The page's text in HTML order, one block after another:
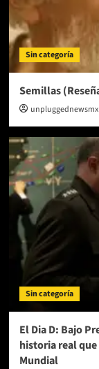
Sin categoría
Semillas
unpluggednewsmx
Sin categoría
El Dia D: Bajo
historia real
Mundial